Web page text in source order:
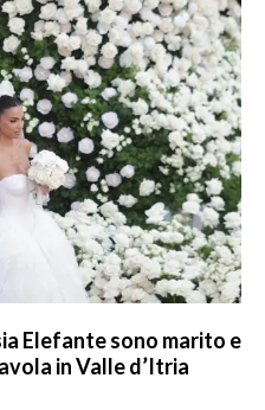
Elefante sono marito e
in Valle d’Itria